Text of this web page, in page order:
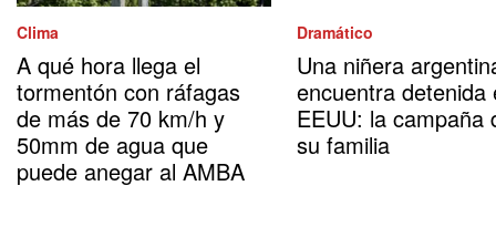
Clima
A qué hora llega el
tormentón con ráfagas
de más de 70 km/h y
50mm de agua que
puede anegar al AMBA
Dramático
Una niñera
encuentra detenida
EEUU: la campaña
su familia